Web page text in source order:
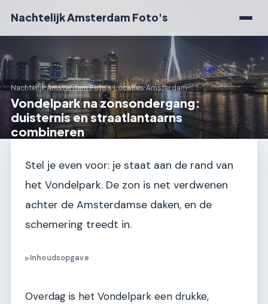
Nachtelijk Amsterdam Foto's
Nachtelijk Amsterdam Foto's›Locaties Amsterdam
Vondelpark na zonsondergang:
duisternis en straatlantaarns
combineren
Stel je even voor: je staat aan de rand van
het Vondelpark. De zon is net verdwenen
achter de Amsterdamse daken, en de
schemering treedt in.
▶Inhoudsopgave
Overdag is het Vondelpark een drukke,